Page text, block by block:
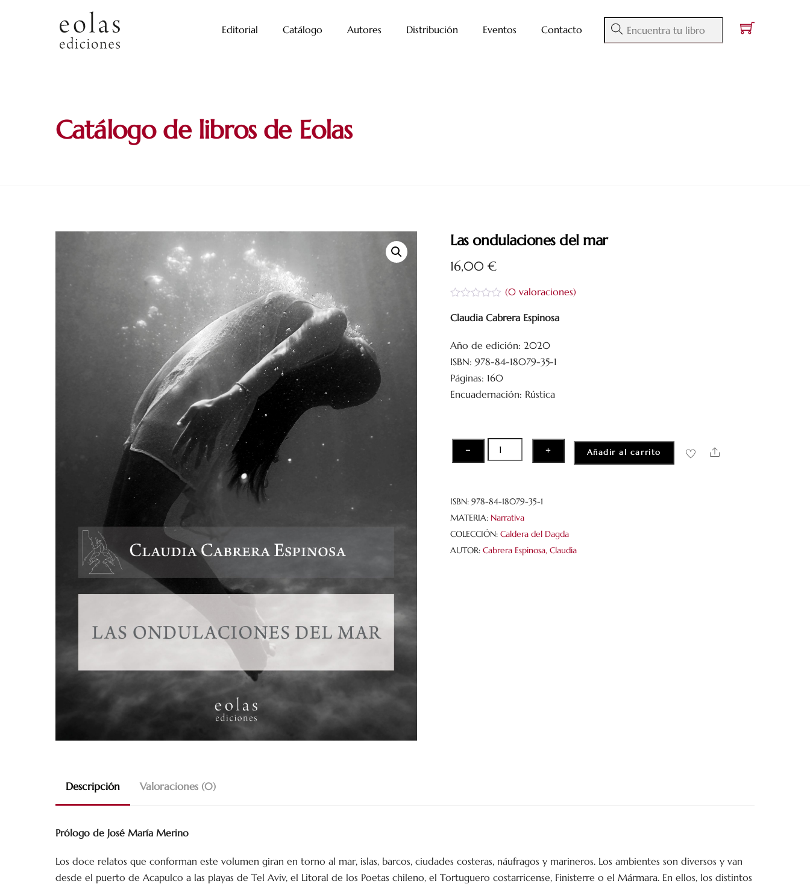
Editorial Catálogo Autores Distribución Eventos Contacto
Catálogo de libros de Eolas
Las ondulaciones del mar
16,00€
a
r
d
o
c
o
5
(0valoraciones)
Claudia Cabrera Espinosa
Año de edición: 2020
ISBN: 978-84-18079-35-1
Páginas: 160
Encuadernación: Rústica
−
ondulaciones
+ Añadir al carrito Share
ISBN:978-84-18079-35-1
MATERIA: Narrativa
COLECCIÓN:Caldera del Dagda
AUTOR:Cabrera Espinosa, Claudia
Descripción Valoraciones (0)
Prólogo de José María Merino
Los doce relatos que conforman este volumen giran en torno al mar, islas, barcos, ciudades costeras, náufragos y marineros. Los ambientes son diversos y van
desde el puerto de Acapulco a las playas de Tel Aviv, el Litoral de los Poetas chileno, el Tortuguero costarricense, Finisterre o el Mármara. En ellos, los distintos